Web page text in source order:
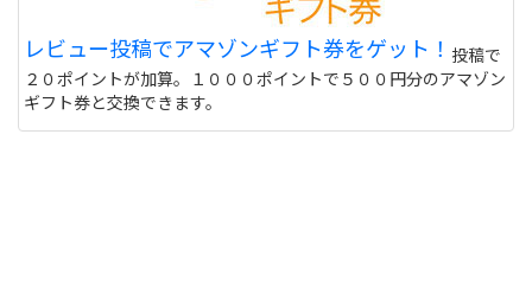
偽物うってるとこもあるので 海外のサイトって注意
しないと危ない 個人輸入とかしてオクで偽物うって
る人もいるけど
サイトを見る
レビュー投稿でアマゾンギフト券をゲット！ 投稿で
２０ポイントが加算。１０００ポイントで５００円分のアマゾン
ギフト券と交換できます。